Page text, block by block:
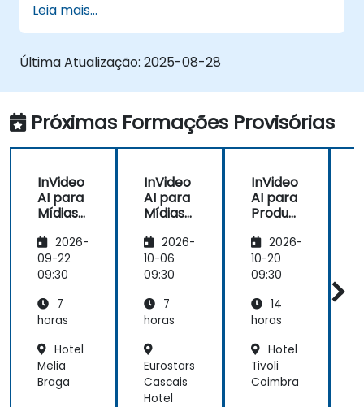
Aprimorar estratégias de mídia social
com conteúdo de vídeo gerado por IA.
Analisar e otimizar a engajamento do
vídeo usando insights da IA.
Leia mais...
Última Atualização: 2025-08-28
Próximas Formações Provisórias
InVideo
AI para
Mídias
2026-
09-22
09:30
7
horas
Hotel
Melia
Braga
InVideo
AI para
Mídias
2026-
10-06
09:30
7
horas
Eurostars
Cascais
Hotel
InVideo
AI para
Produç
Vídeos
2026-
10-20
09:30
14
horas
Hotel
Tivoli
Coimbra